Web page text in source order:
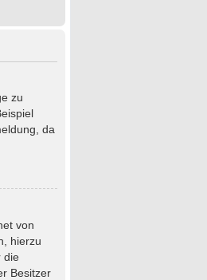
zu
da
von
hierzu
die
Besitzer